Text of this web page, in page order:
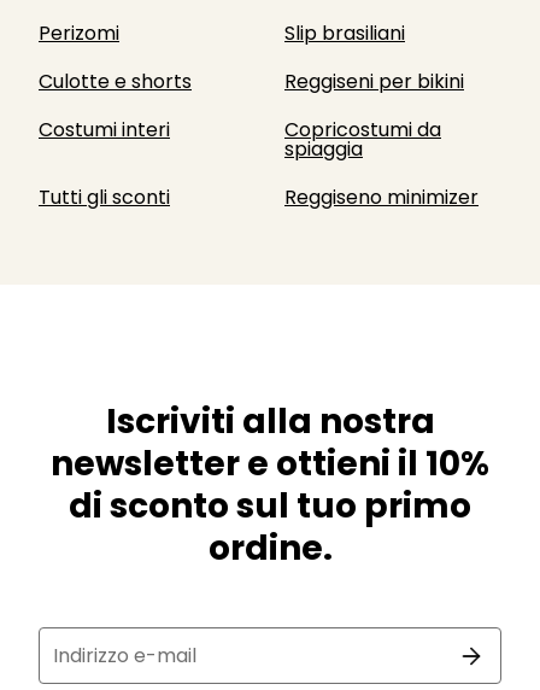
Perizomi
Slip brasiliani
Culotte e shorts
Reggiseni per bikini
Costumi interi
Copricostumi da
spiaggia
Tutti gli sconti
Reggiseno minimizer
Iscriviti alla nostra
newsletter e ottieni il 10%
di sconto sul tuo primo
ordine.
Indirizzo e-mail